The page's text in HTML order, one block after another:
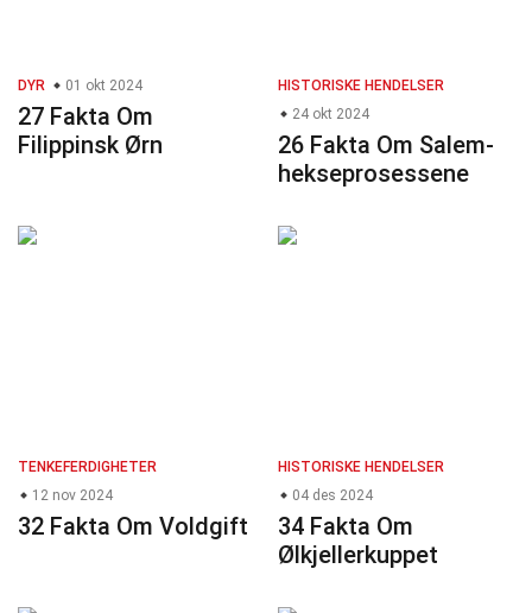
DYR 01 okt 2024
27 Fakta Om
Filippinsk Ørn
HISTORISKE HENDELSER
24 okt 2024
26 Fakta Om Salem-
hekseprosessene
TENKEFERDIGHETER
12 nov 2024
32 Fakta Om Voldgift
HISTORISKE HENDELSER
04 des 2024
34 Fakta Om
Ølkjellerkuppet